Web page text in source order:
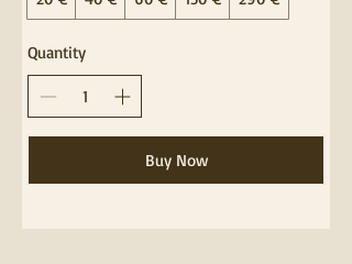
Quantity
Buy Now